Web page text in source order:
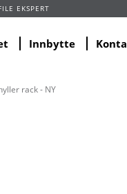
EKSPERT
Innbytte
rack - NY